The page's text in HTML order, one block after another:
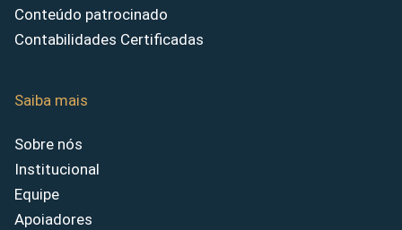
Conteúdo patrocinado
Contabilidades Certificadas
Saiba mais
Sobre nós
Institucional
Equipe
Apoiadores